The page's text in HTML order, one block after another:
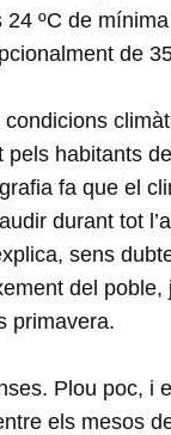
24 ºC de
de
pels habitants
fa que el
durant tot
sens
del poble,
primavera.
Plou poc, i
els mesos